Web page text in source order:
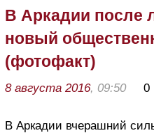
В Аркадии после
новый
(фотофакт)
8 августа 2016, 09:50 0
В Аркадии вчерашний